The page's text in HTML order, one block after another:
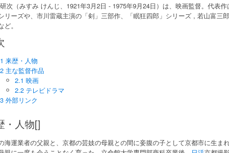
次（みすみ けんじ、1921年3月2日 - 1975年9月24日）は、映画監督。代表
リーズや、市川雷蔵主演の「剣」三部作、「眠狂四郎」シリーズ , 若山富三
ど。
1 来歴・人物
2 主な監督作品
2.1 映画
2.2 テレビドラマ
3 外部リンク
・人物[]
海運業者の父親と、京都の芸妓の母親との間に妾腹の子として京都市に生ま